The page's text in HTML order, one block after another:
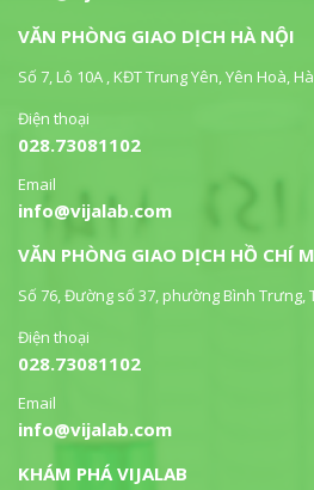
VĂN PHÒNG GIAO DỊCH HÀ NỘI
Số 7, Lô 10A , KĐT Trung Yên, Yên Hoà,
Điện thoại
028.73081102
Email
info@vijalab.com
VĂN PHÒNG GIAO DỊCH HỒ CHÍ
Số 76, Đường số 37, phường Bình Trưng,
Điện thoại
028.73081102
Email
info@vijalab.com
KHÁM PHÁ VIJALAB